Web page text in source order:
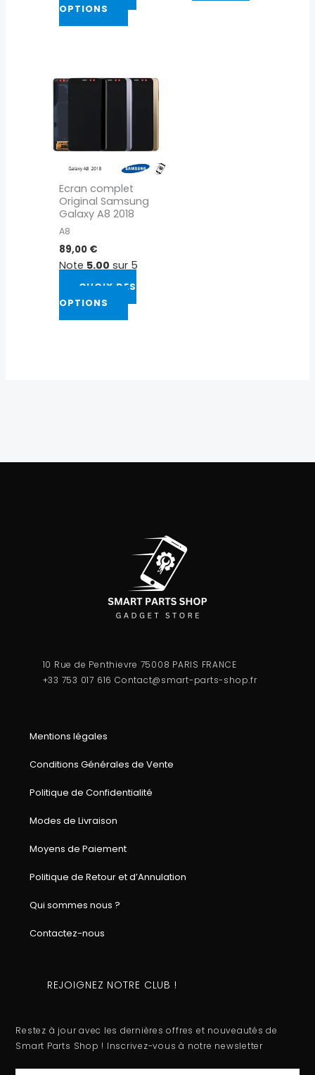
OPTIONS
Ecran complet
Original Samsung
Galaxy A8 2018
A8
89,00 €
Note 5.00 sur 5
CHOIX DES
OPTIONS
produit
plusieurs
options
peuvent
être
choisies
du
produit
10 Rue de Penthievre 75008 PARIS FRANCE
+33 753 017 616 Contact@smart-parts-shop.fr
Mentions légales
Conditions Générales de Vente
Politique de Confidentialité
Modes de Livraison
Moyens de Paiement
Politique de Retour et d’Annulation
Qui sommes nous ?
Contactez-nous
REJOIGNEZ NOTRE CLUB !
Restez à jour avec les dernières offres et nouveautés de
Smart Parts Shop ! Inscrivez-vous à notre newsletter